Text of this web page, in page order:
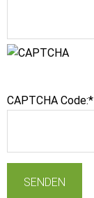
CAPTCHA Code:*